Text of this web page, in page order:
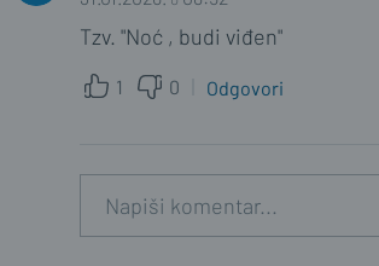
Tzv. "Noć , budi viđen"
1 0 Odgovori